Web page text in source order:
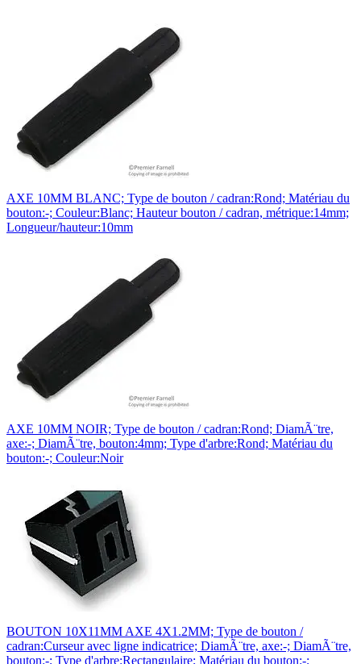
AXE 10MM BLANC; Type de bouton / cadran:Rond; Matériau du
bouton:-; Couleur:Blanc; Hauteur bouton / cadran, métrique:14mm;
Longueur/hauteur:10mm
AXE 10MM NOIR; Type de bouton / cadran:Rond; DiamÃ¨tre,
axe:-; DiamÃ¨tre, bouton:4mm; Type d'arbre:Rond; Matériau du
bouton:-; Couleur:Noir
BOUTON 10X11MM AXE 4X1.2MM; Type de bouton /
cadran:Curseur avec ligne indicatrice; DiamÃ¨tre, axe:-; DiamÃ¨tre,
bouton:-; Type d'arbre:Rectangulaire; Matériau du bouton:-;